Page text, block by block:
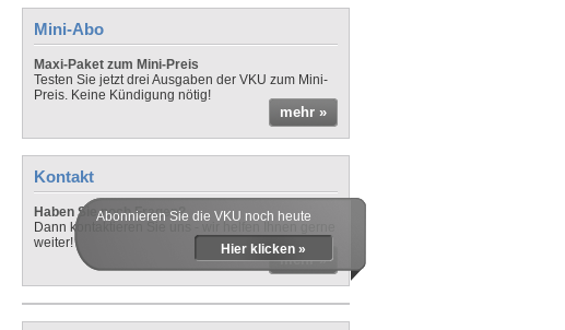
Mini-Abo
Maxi-Paket zum Mini-Preis
Testen Sie jetzt drei Ausgaben der VKU zum Mini-
Preis. Keine Kündigung nötig!
mehr »
Kontakt
Haben Sie noch Fragen?
Dann kontaktieren Sie uns - wir helfen Ihnen gerne
weiter!
mehr »
Abonnieren Sie die VKU noch heute
Hier klicken »